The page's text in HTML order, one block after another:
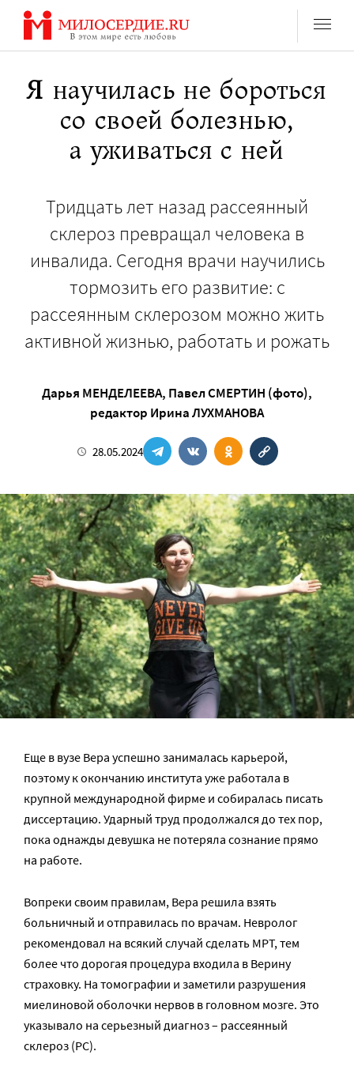
Перейти
содержанию
Я научилась не бороться
со своей болезнью,
а уживаться с ней
Тридцать лет назад рассеянный
склероз превращал человека в
инвалида. Сегодня врачи научились
тормозить его развитие: с
рассеянным склерозом можно жить
активной жизнью, работать и рожать
Дарья МЕНДЕЛЕЕВА, Павел СМЕРТИН (фото),
редактор Ирина ЛУХМАНОВА
28.05.2024
Еще в вузе Вера успешно занималась карьерой,
поэтому к окончанию института уже работала в
крупной международной фирме и собиралась писать
диссертацию. Ударный труд продолжался до тех пор,
пока однажды девушка не потеряла сознание прямо
на работе.
Вопреки своим правилам, Вера решила взять
больничный и отправилась по врачам. Невролог
рекомендовал на всякий случай сделать МРТ, тем
более что дорогая процедура входила в Верину
страховку. На томографии и заметили разрушения
миелиновой оболочки нервов в головном мозге. Это
указывало на серьезный диагноз – рассеянный
склероз (РС).